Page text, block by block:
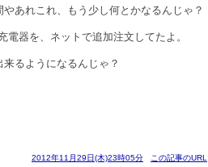
あれこれ、もう少し何とかなるんじゃ？
器を、ネットで追加注文してたよ。
るようになるんじゃ？
2012年11月29日(木)23時05分 この記事のURL